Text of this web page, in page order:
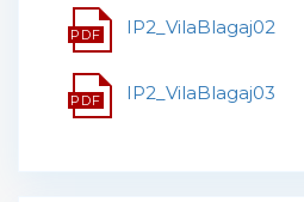
IP2_VilaBlagaj02
IP2_VilaBlagaj03